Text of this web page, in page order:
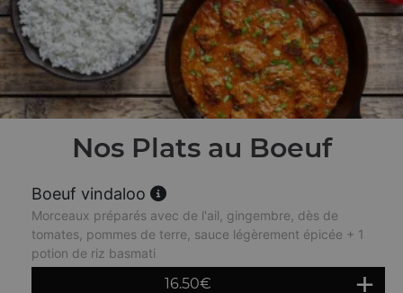
Nos Plats au Boeuf
Boeuf vindaloo
Morceaux préparés avec de l'ail, gingembre, dès de
tomates, pommes de terre, sauce légèrement épicée + 1
potion de riz basmati
16.50€